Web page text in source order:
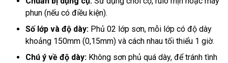
phun (nếu có điều kiện).
Số lớp và độ dày: Phủ 02 lớp sơn, mỗi lớp có độ dày
khoảng 150mm (0,15mm) và cách nhau tối thiểu 1 giờ.
Chú ý về độ dày: Không sơn phủ quá dày, để tránh tình